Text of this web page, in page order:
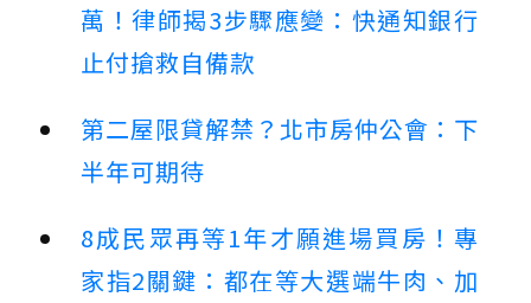
萬！律師揭3步驟應變：快通知銀行
止付搶救自備款
第二屋限貸解禁？北市房仲公會：下
半年可期待
8成民眾再等1年才願進場買房！專
家指2關鍵：都在等大選端牛肉、加